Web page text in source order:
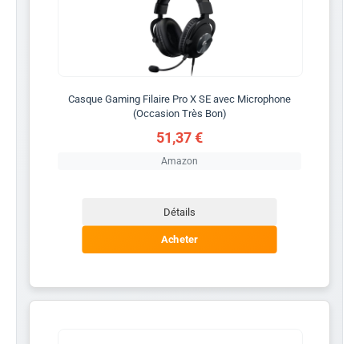
Casque Gaming Filaire Pro X SE avec Microphone
(Occasion Très Bon)
51,37 €
Amazon
Détails
Acheter